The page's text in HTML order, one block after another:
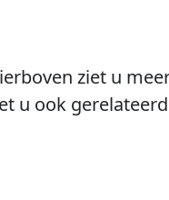
ziet u
u ook